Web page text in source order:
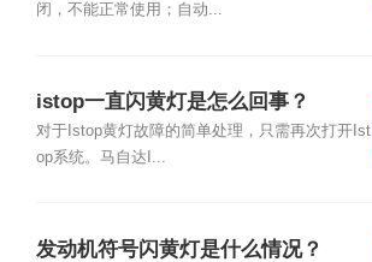
闭，不能正常使用；自动...
istop一直闪黄灯是怎么回事？
对于Istop黄灯故障的简单处理，只需再次打开Ist
op系统。马自达I...
发动机符号闪黄灯是什么情况？